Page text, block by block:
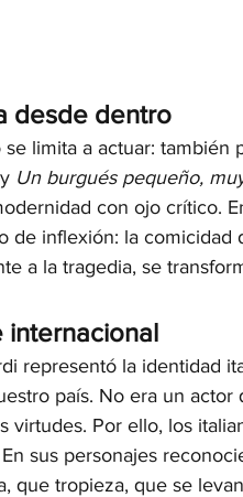
desde dentro
limita a actuar: también
Un burgués pequeño,
con ojo crítico.
de inflexión: la comicidad
a la tragedia, se
internacional
representó la identidad
país. No era un actor
virtudes. Por ello, los
sus personajes
que tropieza, que se